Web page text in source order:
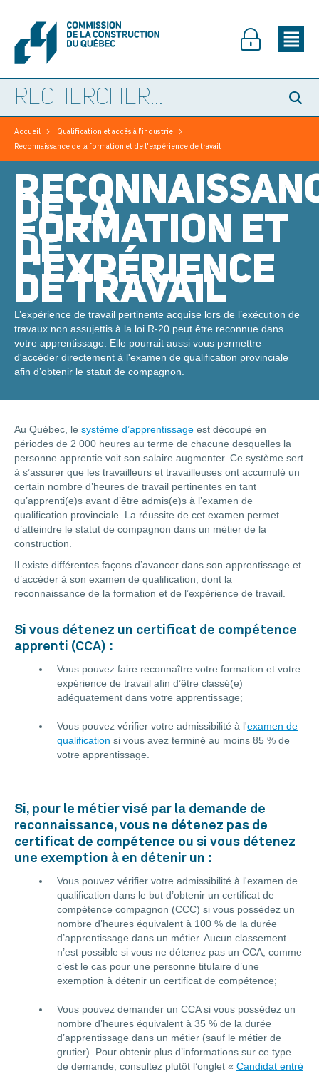
Accueil > Qualification et accès à l’industrie >
Reconnaissance de la formation et de l'expérience de travail
DE LA
FORMATION ET
DE
L'EXPÉRIENCE
DE TRAVAIL
L’expérience de travail pertinente acquise lors de l’exécution de
travaux non assujettis à la loi R-20 peut être reconnue dans
votre apprentissage. Elle pourrait aussi vous permettre
d'accéder directement à l'examen de qualification provinciale
afin d’obtenir le statut de compagnon.
Au Québec, le système d’apprentissage est découpé en
périodes de 2 000 heures au terme de chacune desquelles la
personne apprentie voit son salaire augmenter. Ce système sert
à s’assurer que les travailleurs et travailleuses ont accumulé un
certain nombre d’heures de travail pertinentes en tant
qu’apprenti(e)s avant d’être admis(e)s à l’examen de
qualification provinciale. La réussite de cet examen permet
d’atteindre le statut de compagnon dans un métier de la
construction.
Il existe différentes façons d’avancer dans son apprentissage et
d’accéder à son examen de qualification, dont la
reconnaissance de la formation et de l’expérience de travail.
Si vous détenez un certificat de compétence
apprenti (CCA) :
Vous pouvez faire reconnaître votre formation et votre
expérience de travail afin d’être classé(e)
adéquatement dans votre apprentissage;
Vous pouvez vérifier votre admissibilité à l'examen de
qualification si vous avez terminé au moins 85 % de
votre apprentissage.
Si, pour le métier visé par la demande de
reconnaissance, vous ne détenez pas de
certificat de compétence ou si vous détenez
une exemption à en détenir un :
Vous pouvez vérifier votre admissibilité à l'examen de
qualification dans le but d’obtenir un certificat de
compétence compagnon (CCC) si vous possédez un
nombre d’heures équivalent à 100 % de la durée
d’apprentissage dans un métier. Aucun classement
n’est possible si vous ne détenez pas un CCA, comme
c’est le cas pour une personne titulaire d’une
exemption à détenir un certificat de compétence;
Vous pouvez demander un CCA si vous possédez un
nombre d’heures équivalent à 35 % de la durée
d’apprentissage dans un métier (sauf le métier de
grutier). Pour obtenir plus d’informations sur ce type
de demande, consultez plutôt l’onglet « Candidat entré